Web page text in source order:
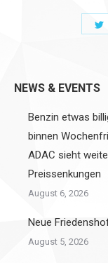
NEWS & EVENTS
Benzin etwas
binnen
ADAC sieht
Preissenkungen
August 6, 2026
Neue
August 5, 2026